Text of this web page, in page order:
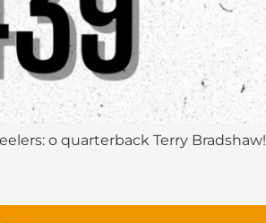
o quarterback Terry Bradshaw!